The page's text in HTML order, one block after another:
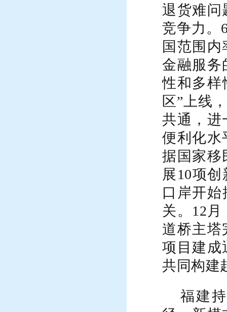
退货难问
竞争力。
国范围
金融服务
性和多样
区”上线
共通，进
便利化水
据 国家
展10项
口岸开
关。 12
道桥主塔
项目建成
共同构建
福建